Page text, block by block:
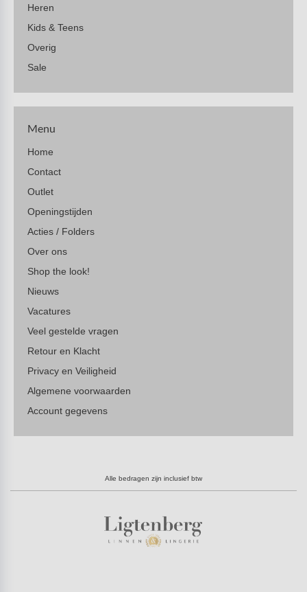
Heren
Kids & Teens
Overig
Sale
Menu
Home
Contact
Outlet
Openingstijden
Acties / Folders
Over ons
Shop the look!
Nieuws
Vacatures
Veel gestelde vragen
Retour en Klacht
Privacy en Veiligheid
Algemene voorwaarden
Account gegevens
Alle bedragen zijn inclusief btw